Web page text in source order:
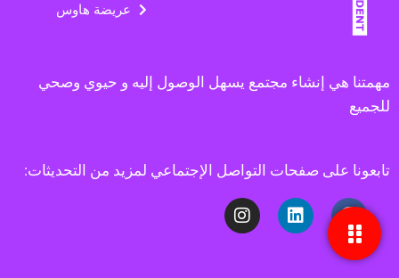
عريضة هاوس
مهمتنا هي إنشاء مجتمع يسهل الوصول إليه و حيوي وصحي
للجميع
تابعونا على صفحات التواصل الإجتماعي لمزيد من التحديثات: